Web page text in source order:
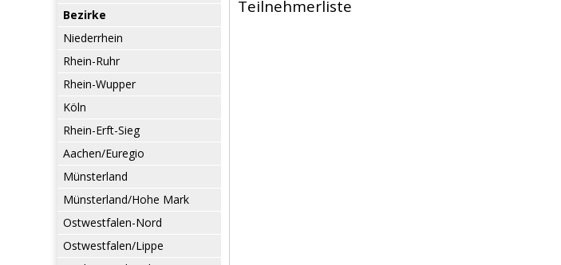
Bezirke
Niederrhein
Rhein-Ruhr
Rhein-Wupper
Köln
Rhein-Erft-Sieg
Aachen/Euregio
Münsterland
Münsterland/Hohe Mark
Ostwestfalen-Nord
Ostwestfalen/Lippe
Teilnehmerliste